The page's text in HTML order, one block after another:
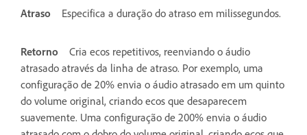
Atraso Especifica a duração do atraso em milissegundos.
Retorno
Cria ecos repetitivos, reenviando o áudio
atrasado através da linha de atraso. Por exemplo, uma
configuração de 20% envia o áudio atrasado em um quinto
do volume original, criando ecos que desaparecem
suavemente. Uma configuração de 200% envia o áudio